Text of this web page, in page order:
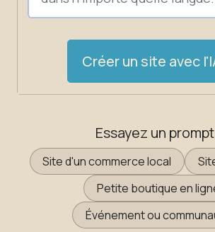
Créer un site avec
Essayez un
Site d'un commerce local
Petite boutique en
Événement ou